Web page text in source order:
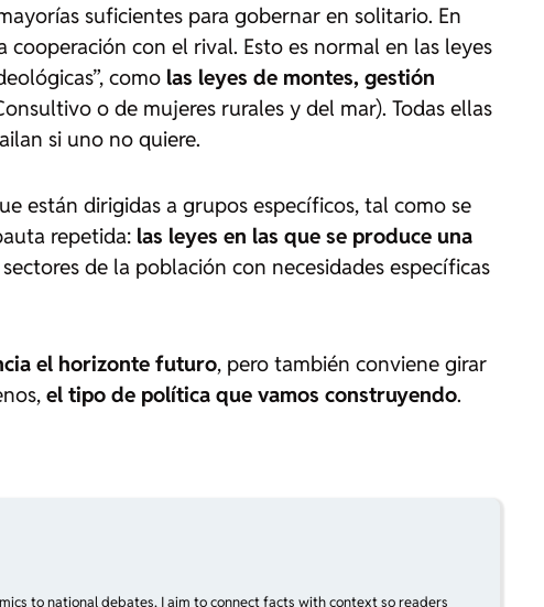
suficientes para gobernar en solitario. En
con el rival. Esto es normal en las leyes
como las leyes de montes, gestión
o de mujeres rurales y del mar). Todas ellas
si uno no quiere.
están dirigidas a grupos específicos, tal como se
repetida: las leyes en las que se produce una
de la población con necesidades específicas
el horizonte futuro, pero también conviene girar
el tipo de política que vamos construyendo.
to national debates, I aim to connect facts with context so readers